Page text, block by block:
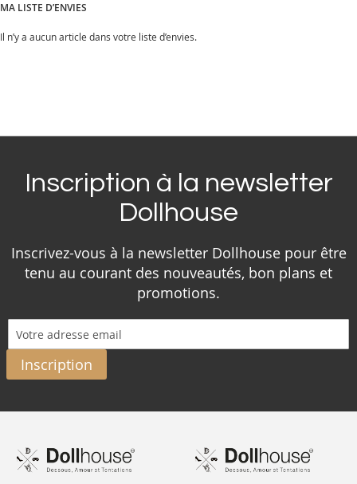
MA LISTE D’ENVIES
Il n’y a aucun article dans votre liste d’envies.
Inscription à la newsletter
Dollhouse
Inscrivez-vous à la newsletter Dollhouse pour être
tenu au courant des nouveautés, bon plans et
promotions.
Inscription